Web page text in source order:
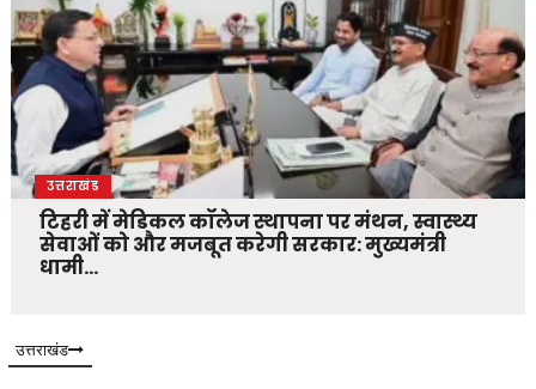
उत्तराखंड
टिहरी में मेडिकल कॉलेज स्थापना पर मंथन, स्वास्थ्य
सेवाओं को और मजबूत करेगी सरकार: मुख्यमंत्री
धामी…
उत्तराखंड